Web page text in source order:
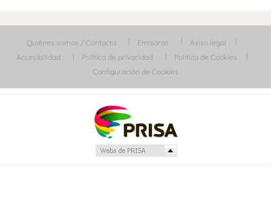
Quiénes somos / Contacta Emisoras
Aviso legal
Accesibilidad
Política de privacidad
Política de Cookies
Configuración de Cookies